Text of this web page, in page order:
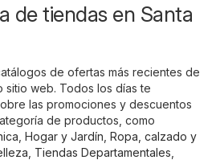
de tiendas en Santa
de ofertas más recientes de
sitio web. Todos los días te
las promociones y descuentos
de productos, como
Hogar y Jardín Ropa, calzado y
Tiendas Departamentales